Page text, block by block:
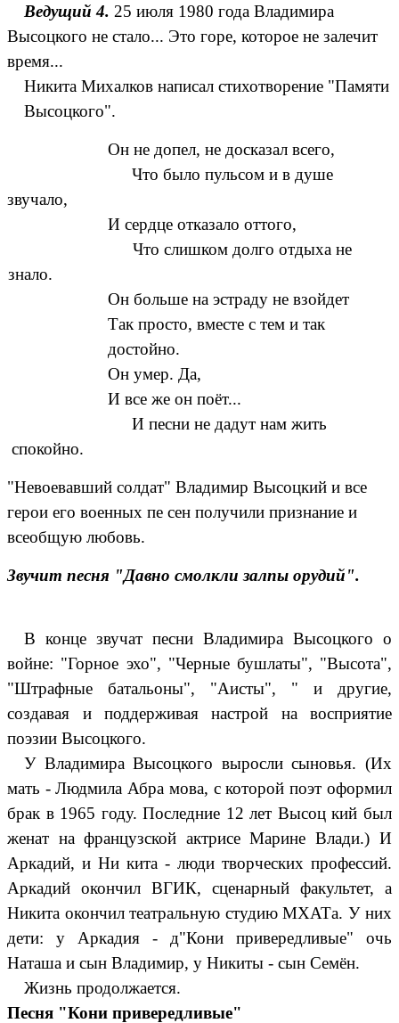
Ведущий 4. 25 июля 1980 года Владимира
Высоцкого не стало... Это горе, которое не залечит
время...
Никита Михалков написал стихотворение "Памяти
Высоцкого".
Он не допел, не досказал всего,
Что было пульсом и в душе
звучало,
И сердце отказало оттого,
Что слишком долго отдыха не
знало.
Он больше на эстраду не взойдет
Так просто, вместе с тем и так
достойно.
Он умер. Да,
И все же он поёт...
И песни не дадут нам жить
спокойно.
"Невоевавший солдат" Владимир Высоцкий и все
герои его военных пе сен получили признание и
всеобщую любовь.
Звучит песня "Давно смолкли залпы орудий".
В конце звучат песни Владимира Высоцкого о
войне: "Горное эхо", "Черные бушлаты", "Высота",
"Штрафные батальоны", "Аисты", " и другие,
создавая и поддерживая настрой на восприятие
поэзии Высоцкого.
У Владимира Высоцкого выросли сыновья. (Их
мать - Людмила Абра мова, с которой поэт оформил
брак в 1965 году. Последние 12 лет Высоц кий был
женат на французской актрисе Марине Влади.) И
Аркадий, и Ни кита - люди творческих профессий.
Аркадий окончил ВГИК, сценарный факультет, а
Никита окончил театральную студию МХАТа. У них
дети: у Аркадия - д"Кони привередливые" очь
Наташа и сын Владимир, у Никиты - сын Семён.
Жизнь продолжается.
Песня "Кони привередливые"